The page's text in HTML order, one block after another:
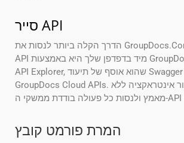
סייר API
הדרך הקלה ביותר לנסות את GroupDocs.Conversion Cloud
API מיד בדפדפן שלך היא באמצעות GroupDocs Cloud Web
API Explorer, שהוא אוסף של תיעוד Swagger עבור ה-
GroupDocs Cloud APIs. זה מאפשר לך ליצור אינטראקציה ללא
המרת פורמט קובץ